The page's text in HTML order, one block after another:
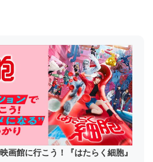
画館に行こう！『はたらく細胞』